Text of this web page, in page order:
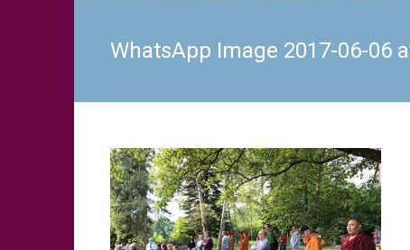
WhatsApp Image 2017-06-06